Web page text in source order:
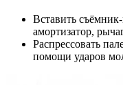
Вставить
амортизатор,
Распрессовать
помощи ударов